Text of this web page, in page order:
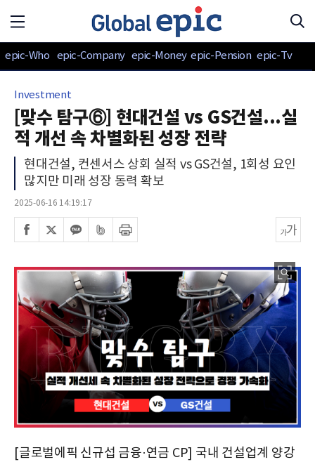
epic-Who epic-Company epic-Money epic-Pension epic-Tv
Investment
[맞수 탐구⑥] 현대건설 vs GS건설...실
적 개선 속 차별화된 성장 전략
현대건설, 컨센서스 상회 실적 vs GS건설, 1회성 요인
많지만 미래 성장 동력 확보
2025-06-16 14:19:17
[글로벌에픽 신규섭 금융·연금 CP] 국내 건설업계 양강